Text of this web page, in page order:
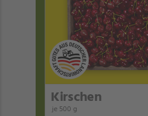
Kirschen
je 500 g